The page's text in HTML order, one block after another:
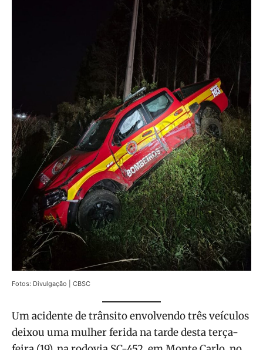
Fotos: Divulgação | CBSC
Um acidente de trânsito envolvendo três veículos
deixou uma mulher ferida na tarde desta terça-